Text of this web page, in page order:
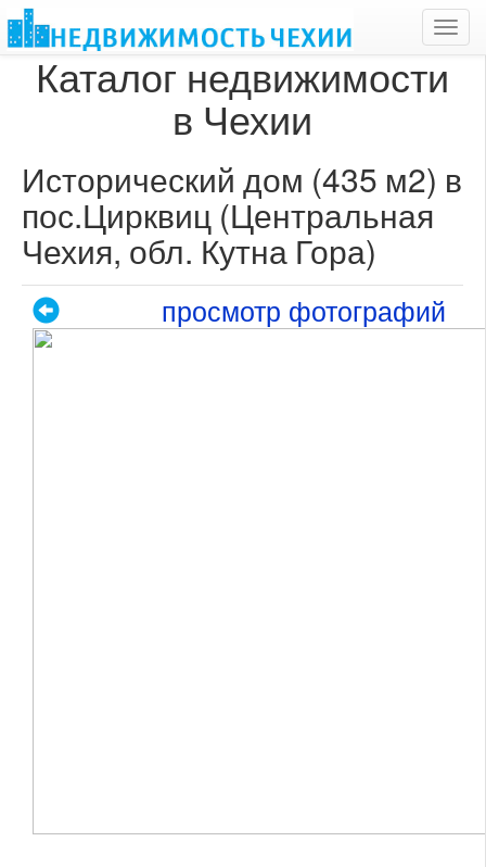
Каталог недвижимости
в Чехии
Исторический дом (435 м2) в
пос.Цирквиц (Центральная
Чехия, обл. Кутна Гора)
просмотр фотографий